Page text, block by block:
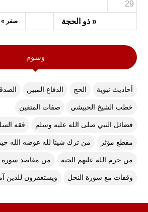
« ذو الحجة صفر »
29
وسوم
أحاديث نبوية الحج الدفاع المبين
خطب الشيخ الحبيشي صفات المتقين
فضائل النبي صلى الله عليه وسلم فقه
مقطع مؤثر من ترك شيئا لله عوضه الله
من حرم الله عليهم الجنة من مقاصد سورة
وقفات مع سورة النحل ويستغفرون للذين